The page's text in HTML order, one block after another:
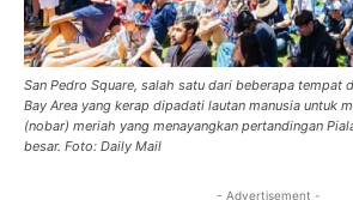
San Pedro Square, salah satu dari beberapa tempat
Bay Area yang kerap dipadati lautan manusia untuk
(nobar) meriah yang menayangkan pertandingan
besar. Foto: Daily Mail
- Advertisement -